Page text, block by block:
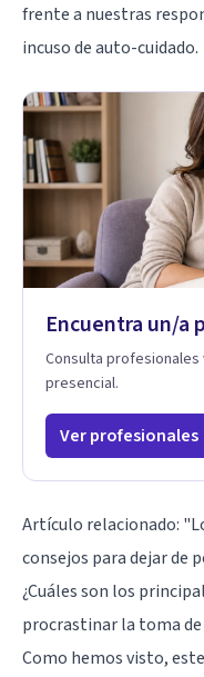
frente a nuestras
incuso de auto-cuidado.
Encuentra un/a
Consulta
presencial.
Ver profesionales
Artículo relacionado:
consejos para dejar de
¿Cuáles son los
procrastinar la toma de
Como hemos visto,